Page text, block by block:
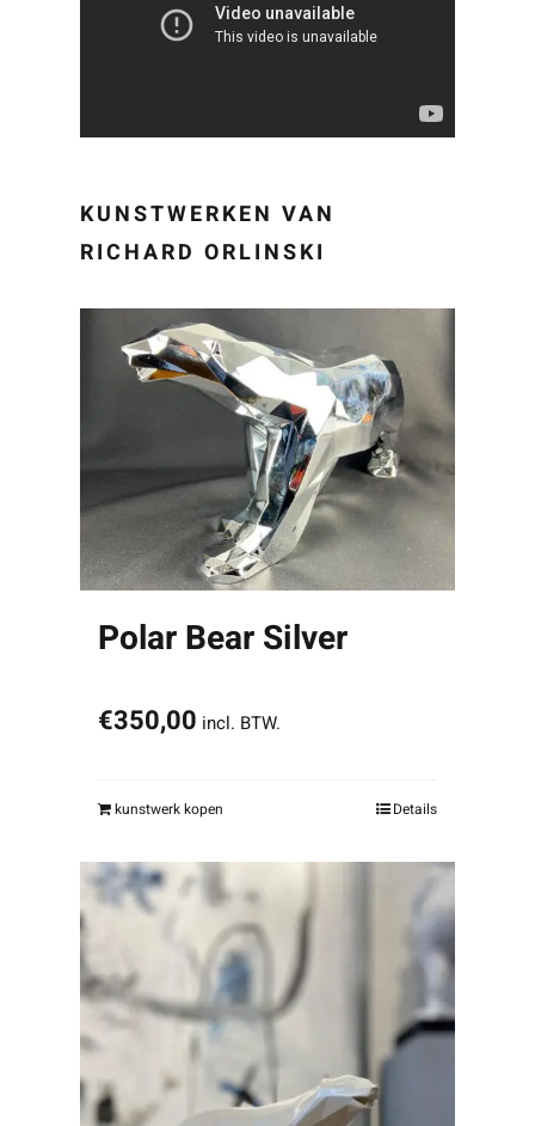
KUNSTWERKEN VAN
RICHARD ORLINSKI
Polar Bear Silver
€350,00 incl. BTW.
kunstwerk kopen Details